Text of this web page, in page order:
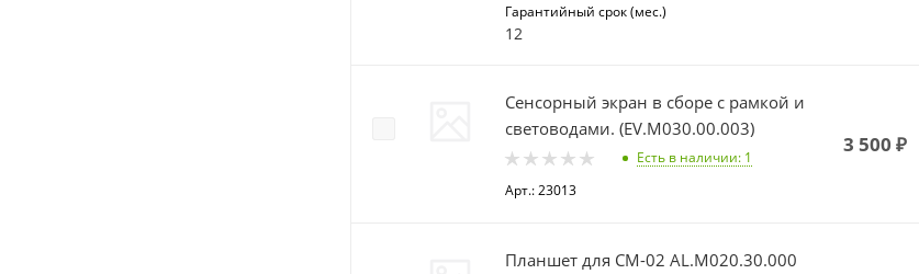
Гарантийный срок (мес.)
12
Сенсорный экран в сборе с рамкой и
световодами. (EV.M030.00.003)
Есть в наличии: 1
Арт.: 23013
3 500 ₽
Планшет для СМ-02 AL.M020.30.000